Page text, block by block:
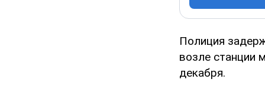
Полиция
возле станции
декабря.